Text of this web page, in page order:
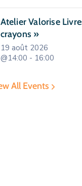
Atelier Valorise
crayons »
19 août 2026
@14:00 - 16:00
All Events